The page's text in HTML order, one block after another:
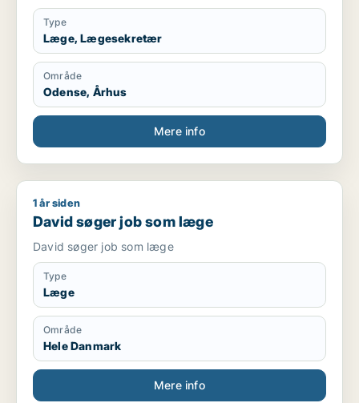
Type
Læge, Lægesekretær
Område
Odense, Århus
Mere info
David søger job som læge
1 år siden
David søger job som læge
David søger job som læge
Type
Læge
Område
Hele Danmark
Mere info